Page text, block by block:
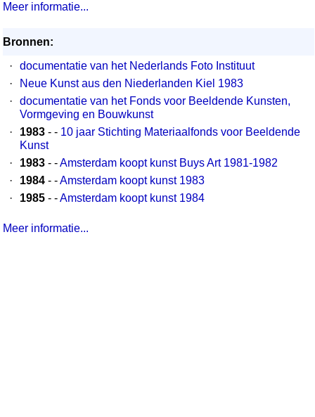
Meer informatie...
Bronnen:
·
documentatie van het Nederlands Foto Instituut
·
Neue Kunst aus den Niederlanden Kiel 1983
·
documentatie van het Fonds voor Beeldende Kunsten,
Vormgeving en Bouwkunst
·
1983 - - 10 jaar Stichting Materiaalfonds voor Beeldende
Kunst
·
1983 - -Amsterdam koopt kunst Buys Art 1981-1982
·
1984 - -Amsterdam koopt kunst 1983
·
1985 - -Amsterdam koopt kunst 1984
Meer informatie...